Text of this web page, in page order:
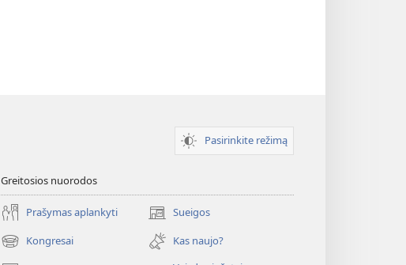
Pasirinkite režimą
Greitosios nuorodos
Prašymas aplankyti Sueigos
(atsiveria
naujas
langas)
Kongresai
(atsiveria
Kas naujo?